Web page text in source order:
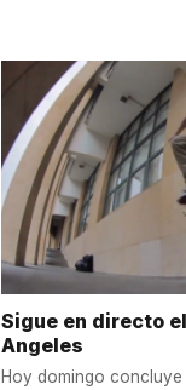
Sigue en directo
Angeles
Hoy domingo concluye